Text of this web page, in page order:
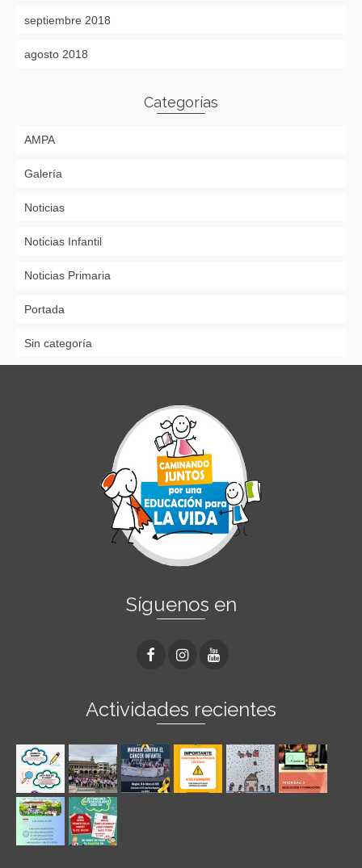
septiembre 2018
agosto 2018
Categorías
AMPA
Galería
Noticias
Noticias Infantil
Noticias Primaria
Portada
Sin categoría
Síguenos en
Actividades recientes